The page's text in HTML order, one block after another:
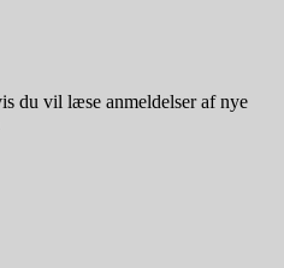
du vil læse anmeldelser af nye